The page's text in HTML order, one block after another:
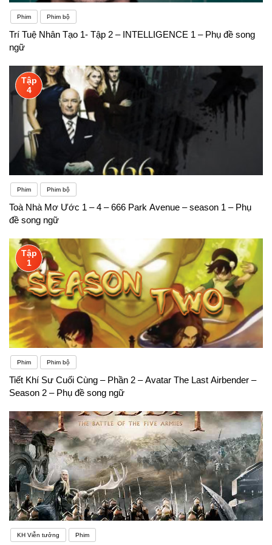
Phim Phim bộ
Trí Tuệ Nhân Tạo 1- Tập 2 – INTELLIGENCE 1 – Phụ đề song
ngữ
Tập
4
Phim Phim bộ
Toà Nhà Mơ Ước 1 – 4 – 666 Park Avenue – season 1 – Phụ
đề song ngữ
Tập
1
Phim Phim bộ
Tiết Khí Sư Cuối Cùng – Phần 2 – Avatar The Last Airbender –
Season 2 – Phụ đề song ngữ
KH Viễn tưởng Phim